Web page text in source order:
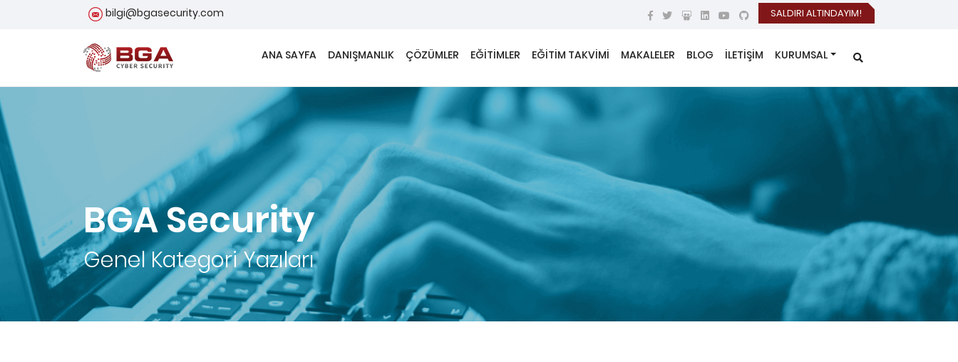
bilgi@bgasecurity.com SALDIRI ALTINDAYIM!
ANA SAYFA DANIŞMANLIK ÇÖZÜMLER EĞİTİMLER EĞİTİM TAKVİMİ MAKALELER BLOG İLETİŞİM KURUMSAL
BGA Security
GenelKategori Yazıları